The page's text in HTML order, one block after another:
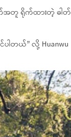
ာက်အတူ ရိုက်ထားတဲ့ ဓါတ်
ါတယ်” လို့ Huanwu